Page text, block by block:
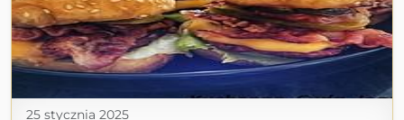
25 stycznia 2025